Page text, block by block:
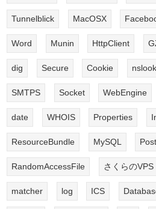
Tunnelblick MacOSX
Word Munin HttpClient
dig Secure Cookie
SMTPS Socket WebEngine
date WHOIS Properties
ResourceBundle MySQL
RandomAccessFile さくらのVPS
matcher log ICS